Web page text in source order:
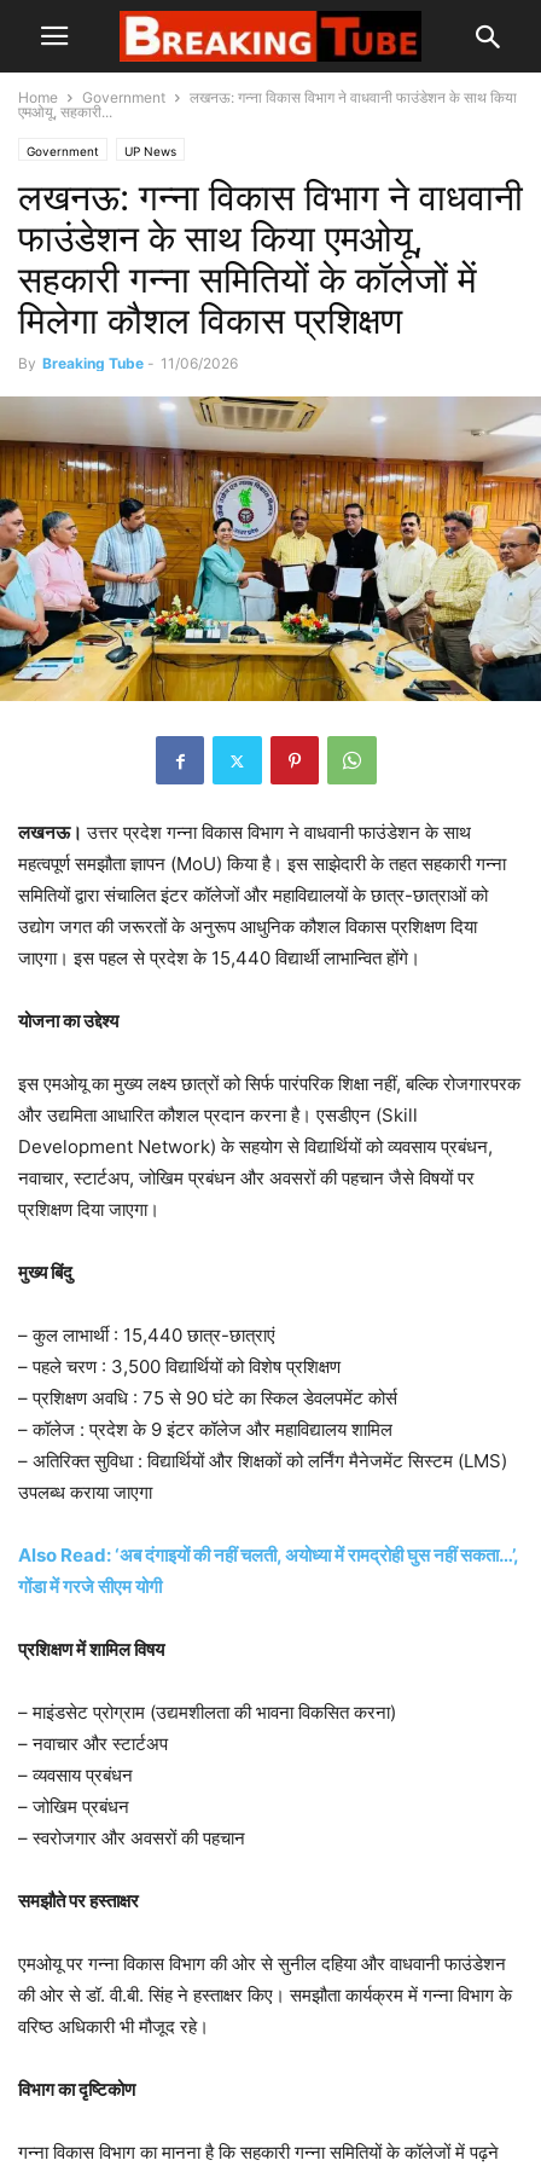
Home Government
लखनऊ: गन्ना विकास विभाग ने वाधवानी फाउंडेशन के साथ किया
एमओयू, सहकारी...
Government UP News
लखनऊ: गन्ना विकास विभाग ने वाधवानी
फाउंडेशन के साथ किया एमओयू,
सहकारी गन्ना समितियों के कॉलेजों में
मिलेगा कौशल विकास प्रशिक्षण
By Breaking Tube - 11/06/2026
लखनऊ। उत्तर प्रदेश गन्ना विकास विभाग ने वाधवानी फाउंडेशन के साथ
महत्वपूर्ण समझौता ज्ञापन (MoU) किया है। इस साझेदारी के तहत सहकारी गन्ना
समितियों द्वारा संचालित इंटर कॉलेजों और महाविद्यालयों के छात्र-छात्राओं को
उद्योग जगत की जरूरतों के अनुरूप आधुनिक कौशल विकास प्रशिक्षण दिया
जाएगा। इस पहल से प्रदेश के 15,440 विद्यार्थी लाभान्वित होंगे।
योजना का उद्देश्य
इस एमओयू का मुख्य लक्ष्य छात्रों को सिर्फ पारंपरिक शिक्षा नहीं, बल्कि रोजगारपरक
और उद्यमिता आधारित कौशल प्रदान करना है। एसडीएन (Skill
Development Network) के सहयोग से विद्यार्थियों को व्यवसाय प्रबंधन,
नवाचार, स्टार्टअप, जोखिम प्रबंधन और अवसरों की पहचान जैसे विषयों पर
प्रशिक्षण दिया जाएगा।
मुख्य बिंदु
– कुल लाभार्थी : 15,440 छात्र-छात्राएं
– पहले चरण : 3,500 विद्यार्थियों को विशेष प्रशिक्षण
– प्रशिक्षण अवधि : 75 से 90 घंटे का स्किल डेवलपमेंट कोर्स
– कॉलेज : प्रदेश के 9 इंटर कॉलेज और महाविद्यालय शामिल
– अतिरिक्त सुविधा : विद्यार्थियों और शिक्षकों को लर्निंग मैनेजमेंट सिस्टम (LMS)
उपलब्ध कराया जाएगा
Also Read: ‘अब दंगाइयों की नहीं चलती, अयोध्या में रामद्रोही घुस नहीं सकता…’,
गोंडा में गरजे सीएम योगी
प्रशिक्षण में शामिल विषय
– माइंडसेट प्रोग्राम (उद्यमशीलता की भावना विकसित करना)
– नवाचार और स्टार्टअप
– व्यवसाय प्रबंधन
– जोखिम प्रबंधन
– स्वरोजगार और अवसरों की पहचान
समझौते पर हस्ताक्षर
एमओयू पर गन्ना विकास विभाग की ओर से सुनील दहिया और वाधवानी फाउंडेशन
की ओर से डॉ. वी.बी. सिंह ने हस्ताक्षर किए। समझौता कार्यक्रम में गन्ना विभाग के
वरिष्ठ अधिकारी भी मौजूद रहे।
विभाग का दृष्टिकोण
गन्ना विकास विभाग का मानना है कि सहकारी गन्ना समितियों के कॉलेजों में पढ़ने